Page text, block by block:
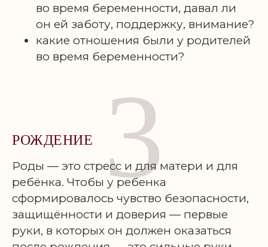
во время беременности, давал ли
он ей заботу, поддержку, внимание?
какие отношения были у родителей
во время беременности?
РОЖДЕНИЕ
Роды — это стресс и для матери и для
ребёнка. Чтобы у ребенка
сформировалось чувство безопасности,
защищённости и доверия — первые
руки, в которых он должен оказаться
3